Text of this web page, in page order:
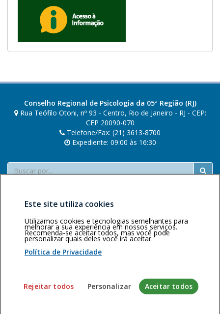
Conselho Regional de Psicologia da 05ª Região (RJ)
Rua Teófilo Otoni, nº 93 - Centro, Rio de Janeiro - RJ - CEP:
CEP 20090-070
Telefone/Fax: (21) 3613-8700
Expediente: 09:00 às 16:30
Buscar
Área restritaPolítica de
privacidadePersonalização
de cookies
Sistema desenvolvido pela Gerência de Tecnologia da
Este site utiliza cookies
Utilizamos cookies e tecnologias semelhantes para
melhorar a sua experiência em nossos serviços.
Recomenda-se aceitar todos, mas você pode
personalizar quais deles você irá aceitar.
Política de Privacidade
Rejeitar todos Personalizar Aceitar todos